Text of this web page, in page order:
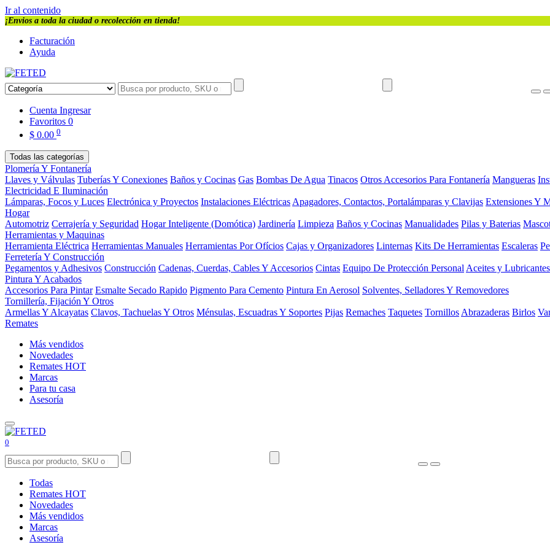
Ir al contenido
¡Envios a toda la ciudad o recolección en tienda!
Facturación
Ayuda
Cuenta Ingresar
Favoritos 0
$ 0.00 0
Todas las categorías
Plomería Y Fontanería
Llaves y Válvulas Tuberías Y Conexiones Baños y Cocinas Gas Bombas De Agua Tinacos Otros Accesorios Para Fontanería Mangueras
Electricidad E Iluminación
Lámparas, Focos y Luces Electrónica y Proyectos Instalaciones Eléctricas Apagadores, Contactos, Portalámparas y Clavijas Extensiones Y
Hogar
Automotriz Cerrajería y Seguridad Hogar Inteligente (Domótica) Jardinería Limpieza Baños y Cocinas Manualidades Pilas y Baterias
Herramientas y Maquinas
Herramienta Eléctrica Herramientas Manuales Herramientas Por Ofícios Cajas y Organizadores Linternas Kits De Herramientas Escaleras
Ferretería Y Construcción
Pegamentos y Adhesivos Construcción Cadenas, Cuerdas, Cables Y Accesorios Cintas Equipo De Protección Personal Aceites y Lubricantes
Pintura Y Acabados
Accesorios Para Pintar Esmalte Secado Rapido Pigmento Para Cemento Pintura En Aerosol Solventes, Selladores Y Removedores
Tornillería, Fijación Y Otros
Armellas Y Alcayatas Clavos, Tachuelas Y Otros Ménsulas, Escuadras Y Soportes Pijas Remaches Taquetes Tornillos Abrazaderas Birlos
Remates
Más vendidos
Novedades
Remates HOT
Marcas
Para tu casa
Asesoría
0
Todas
Remates HOT
Novedades
Más vendidos
Marcas
Asesoría